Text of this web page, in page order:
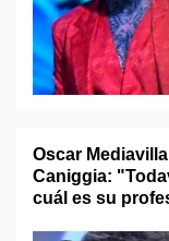
Oscar
Caniggia:
cuál es su